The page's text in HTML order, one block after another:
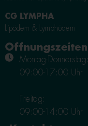
CG LYMPHA
Lipödem & Lymphödem
Öffnungszeiten
Montag-Donnerstag:
09:00-17:00 Uhr
Freitag:
09:00-14:00 Uhr